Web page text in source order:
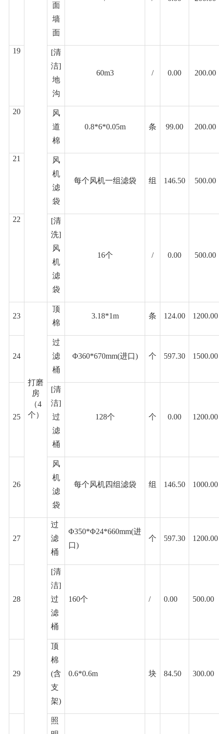
面
墙
面
19
[清
洁]
地
沟
60m3 / 0.00 200.00
20
风
道
棉
0.8*6*0.05m 条 99.00 200.00
21
风
机
滤
袋
每个风机一组滤袋 组 146.50 500.00
22
[清
洗]
风
机
滤
袋
16个 / 0.00 500.00
23
打磨
房
（4
个）
顶
棉
3.18*1m 条 124.00 1200.00
24
过
滤
桶
Φ360*670mm(进口) 个 597.30 1500.00
25
[清
洁]
过
滤
桶
128个 个 0.00 1200.00
26
风
机
滤
袋
每个风机四组滤袋 组 146.50 1000.00
27
过
滤
桶
Φ350*Φ24*660mm(进
口)
个 597.30 1200.00
28
[清
洁]
过
滤
桶
160个 / 0.00 500.00
29
顶
棉
(含
支
架)
0.6*0.6m 块 84.50 300.00
照